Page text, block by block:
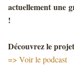
actuellement une
!
Découvrez le
=> Voir le podcast